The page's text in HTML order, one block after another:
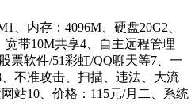
、内存：4096M、硬盘20G2、
带10M共享4、自主远程管理
票软件/51彩虹/QQ聊天等7、一
不准攻击、扫描、违法、大流
站10、价格：115元/月二、系统